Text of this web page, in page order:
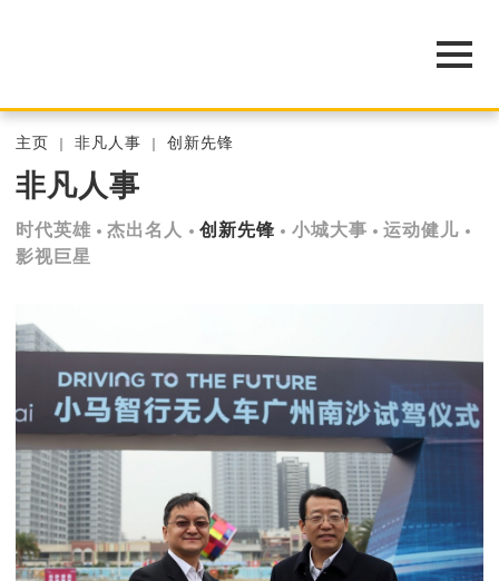
主页 非凡人事 创新先锋
非凡人事
时代英雄 杰出名人 创新先锋 小城大事
运动健儿
影视巨星